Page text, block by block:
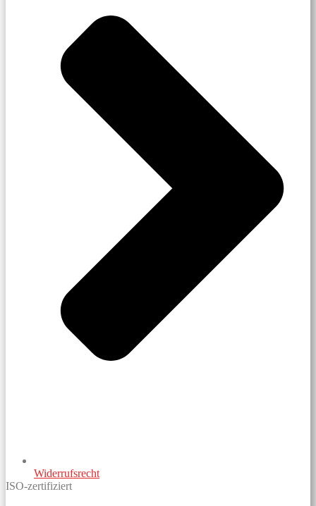
Widerrufsrecht
ISO-zertifiziert